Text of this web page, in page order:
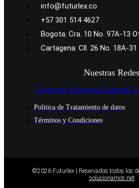
info@futurlex.co
+57 301 514 4627
Bogota: Cra. 10 No. 97A-13
Cartagena: Cll. 26 No. 18A-
Nuestras Redes
Facebook Instagram Linkedin
Politica de Tratamiento de datos
Términos y Condiciones
©2026 Futurlex | Reservados todos los
solucionamos.net